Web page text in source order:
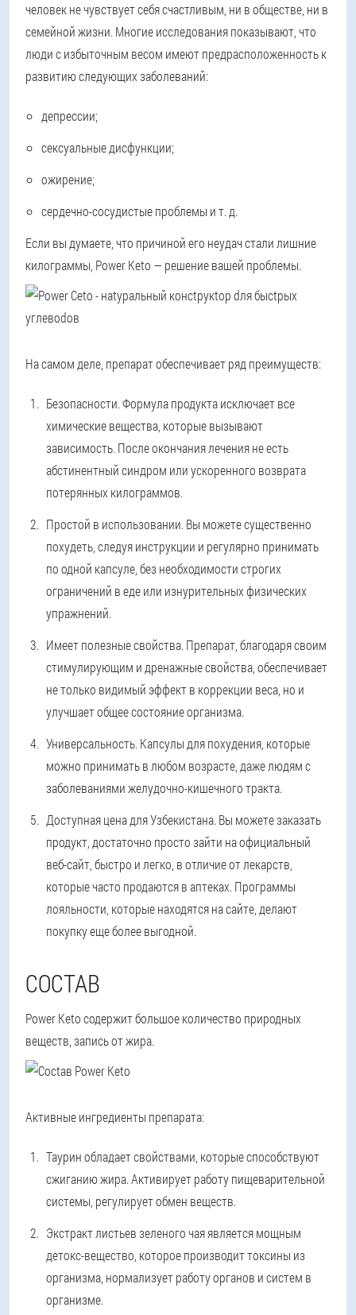
человек не чувствует себя счастливым, ни в обществе, ни в
семейной жизни. Многие исследования показывают, что
люди с избыточным весом имеют предрасположенность к
развитию следующих заболеваний:
депрессии;
сексуальные дисфункции;
ожирение;
сердечно-сосудистые проблемы и т. д.
Если вы думаете, что причиной его неудач стали лишние
килограммы, Power Keto — решение вашей проблемы.
На самом деле, препарат обеспечивает ряд преимуществ:
Безопасности. Формула продукта исключает все
химические вещества, которые вызывают
зависимость. После окончания лечения не есть
абстинентный синдром или ускоренного возврата
потерянных килограммов.
Простой в использовании. Вы можете существенно
похудеть, следуя инструкции и регулярно принимать
по одной капсуле, без необходимости строгих
ограничений в еде или изнурительных физических
упражнений.
Имеет полезные свойства. Препарат, благодаря своим
стимулирующим и дренажные свойства, обеспечивает
не только видимый эффект в коррекции веса, но и
улучшает общее состояние организма.
Универсальность. Капсулы для похудения, которые
можно принимать в любом возрасте, даже людям с
заболеваниями желудочно-кишечного тракта.
Доступная цена для Узбекистана. Вы можете заказать
продукт, достаточно просто зайти на официальный
веб-сайт, быстро и легко, в отличие от лекарств,
которые часто продаются в аптеках. Программы
лояльности, которые находятся на сайте, делают
покупку еще более выгодной.
СОСТАВ
Power Keto содержит большое количество природных
веществ, запись от жира.
Активные ингредиенты препарата:
Таурин обладает свойствами, которые способствуют
сжиганию жира. Активирует работу пищеварительной
системы, регулирует обмен веществ.
Экстракт листьев зеленого чая является мощным
детокс-вещество, которое производит токсины из
организма, нормализует работу органов и систем в
организме.